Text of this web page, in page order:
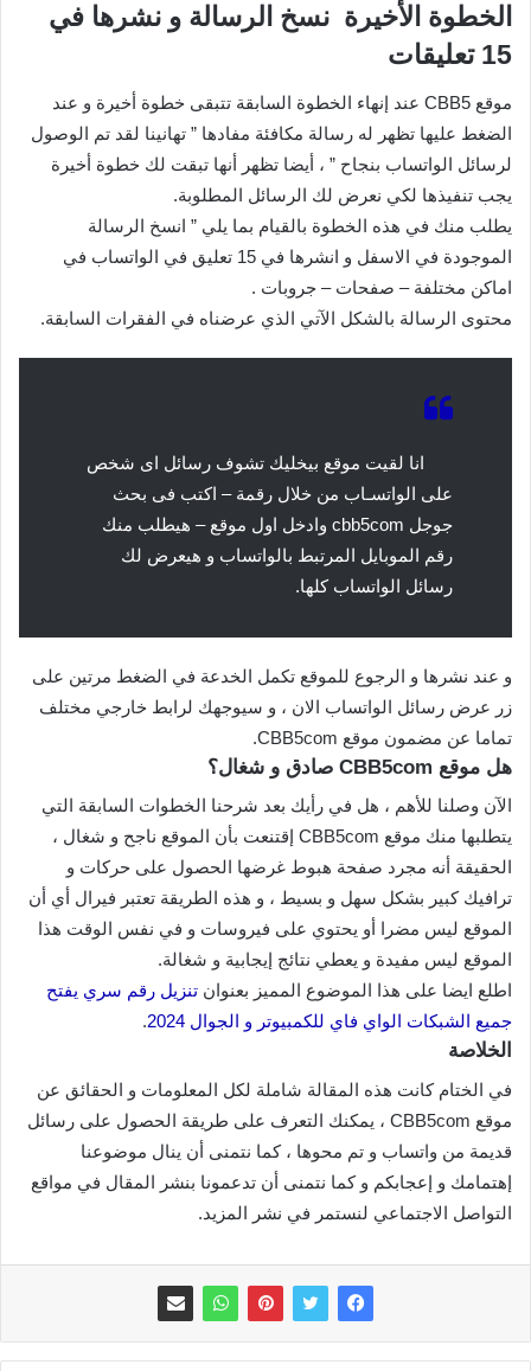
الخطوة الأخيرة نسخ الرسالة و نشرها في
15 تعليقات
موقع CBB5 عند إنهاء الخطوة السابقة تتبقى خطوة أخيرة و عند
الضغط عليها تظهر له رسالة مكافئة مفادها ” تهانينا لقد تم الوصول
لرسائل الواتساب بنجاح ” ، أيضا تظهر أنها تبقت لك خطوة أخيرة
يجب تنفيذها لكي نعرض لك الرسائل المطلوبة.
يطلب منك في هذه الخطوة بالقيام بما يلي ” انسخ الرسالة
الموجودة في الاسفل و انشرها في 15 تعليق في الواتساب في
اماكن مختلفة – صفحات – جروبات .
محتوى الرسالة بالشكل الآتي الذي عرضناه في الفقرات السابقة.
انا لقيت موقع بيخليك تشوف رسائل اى شخص
على الواتسـاب من خلال رقمة – اكتب فى بحث
جوجل cbb5com وادخل اول موقع – هيطلب منك
رقم الموبايل المرتبط بالواتساب و هيعرض لك
رسائل الواتساب كلها.
و عند نشرها و الرجوع للموقع تكمل الخدعة في الضغط مرتين على
زر عرض رسائل الواتساب الان ، و سيوجهك لرابط خارجي مختلف
تماما عن مضمون موقع CBB5com.
هل موقع CBB5com صادق و شغال؟
الآن وصلنا للأهم ، هل في رأيك بعد شرحنا الخطوات السابقة التي
يتطلبها منك موقع CBB5com إقتنعت بأن الموقع ناجح و شغال ،
الحقيقة أنه مجرد صفحة هبوط غرضها الحصول على حركات و
ترافيك كبير بشكل سهل و بسيط ، و هذه الطريقة تعتبر فيرال أي أن
الموقع ليس مضرا أو يحتوي على فيروسات و في نفس الوقت هذا
الموقع ليس مفيدة و يعطي نتائج إيجابية و شغالة.
اطلع ايضا على هذا الموضوع المميز بعنوان تنزيل رقم سري يفتح
جميع الشبكات الواي فاي للكمبيوتر و الجوال 2024
.
الخلاصة
في الختام كانت هذه المقالة شاملة لكل المعلومات و الحقائق عن
موقع CBB5com ، يمكنك التعرف على طريقة الحصول على رسائل
قديمة من واتساب و تم محوها ، كما نتمنى أن ينال موضوعنا
إهتمامك و إعجابكم و كما نتمنى أن تدعمونا بنشر المقال في مواقع
التواصل الاجتماعي لنستمر في نشر المزيد.